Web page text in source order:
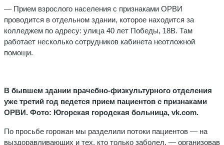
— Прием взрослого населения с признаками ОРВИ
проводится в отдельном здании, которое находится за
колледжем по адресу: улица 40 лет Победы, 18В. Там
работает несколько сотрудников кабинета неотложной
помощи.
В бывшем здании врачебно-физкультурного отделения
уже третий год ведется прием пациентов с признаками
ОРВИ. Фото: Югорская городская больница, vk.com.
По просьбе горожан мы разделили потоки пациентов — на
выздоравливающих и тех, кто только заболел, — организовав